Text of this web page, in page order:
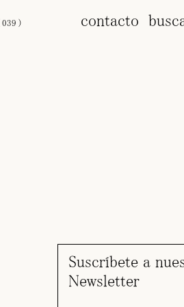
039 ) contacto
Suscríbete a
Newsletter